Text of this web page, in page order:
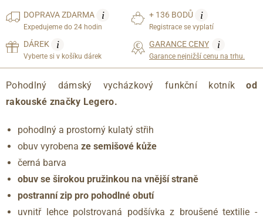
DOPRAVAZDARMA i
Expedujeme do 24 hodin
+ 136 BODŮ i
Registrace se vyplatí
DÁREK i
Vyberte si v košíku dárek
GARANCE CENY i
Garance nejnižší cenu na trhu.
Pohodlný dámský vycházkový funkční kotníkod
rakouské značky Legero.
pohodlný a prostorný kulatý střih
obuv vyrobena ze semišové kůže
černá barva
obuv se širokou pružinkou na vnější straně
postranní zip pro pohodlné obutí
uvnitř lehce polstrovaná podšívka z broušené textilie -